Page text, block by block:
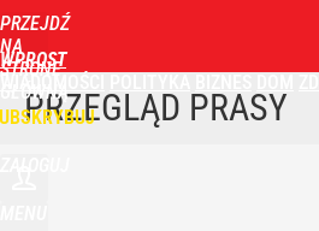
PRZEJDŹ
NA
STRONĘ
GŁÓWNĄ
WPROST
PRZEGLĄD PRASY